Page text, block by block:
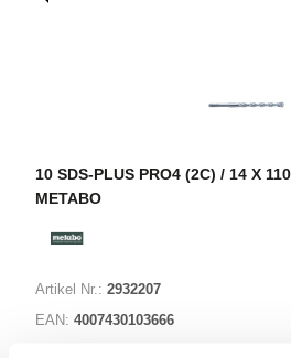
10 SDS-PLUS PRO4 (2C) / 14 X
METABO
Artikel Nr.: 2932207
EAN: 4007430103666